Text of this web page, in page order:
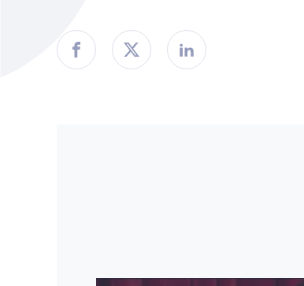
Partager sur Facebook
Partager sur TwitterPartager sur Linkedin